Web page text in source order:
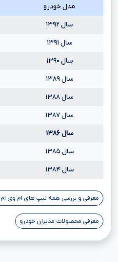
مدل خودرو
سال ۱۳۹۲
سال ۱۳۹۱
سال ۱۳۹۰
سال ۱۳۸۹
سال ۱۳۸۸
سال ۱۳۸۷
سال ۱۳۸۶
سال ۱۳۸۵
سال ۱۳۸۴
معرفی و بررسی همه تیپ های ام وی ام ۱۱۰
معرفی محصولات مدیران خودرو